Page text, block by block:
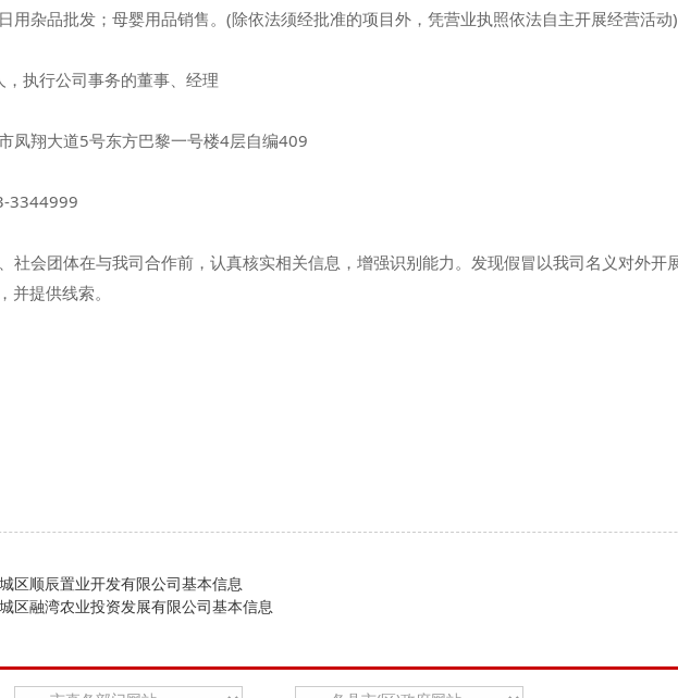
用杂品批发；母婴用品销售。(除依法须经批准的项目外，凭营业执照依法自主开展经营活动)
执行公司事务的董事、经理
凤翔大道5号东方巴黎一号楼4层自编409
3344999
社会团体在与我司合作前，认真核实相关信息，增强识别能力。发现假冒以我司名义对外开
提供线索。
区顺辰置业开发有限公司基本信息
区融湾农业投资发展有限公司基本信息